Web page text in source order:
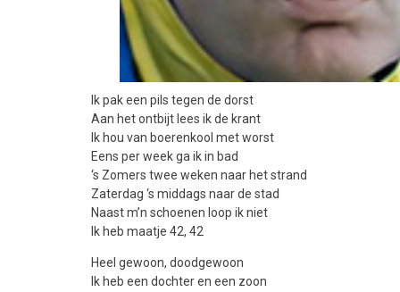
Ik pak een pils tegen de dorst
Aan het ontbijt lees ik de krant
Ik hou van boerenkool met worst
Eens per week ga ik in bad
‘s Zomers twee weken naar het strand
Zaterdag ‘s middags naar de stad
Naast m’n schoenen loop ik niet
Ik heb maatje 42, 42
Heel gewoon, doodgewoon
Ik heb een dochter en een zoon